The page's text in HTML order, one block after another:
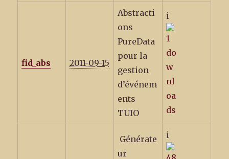
fid_abs 2011-09-15
Abstracti
ons
PureData
pour la
gestion
d’événem
ents
TUIO
i
Générate
ur
i